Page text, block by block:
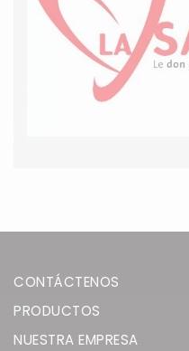
CONTÁCTENOS
PRODUCTOS
NUESTRA EMPRESA